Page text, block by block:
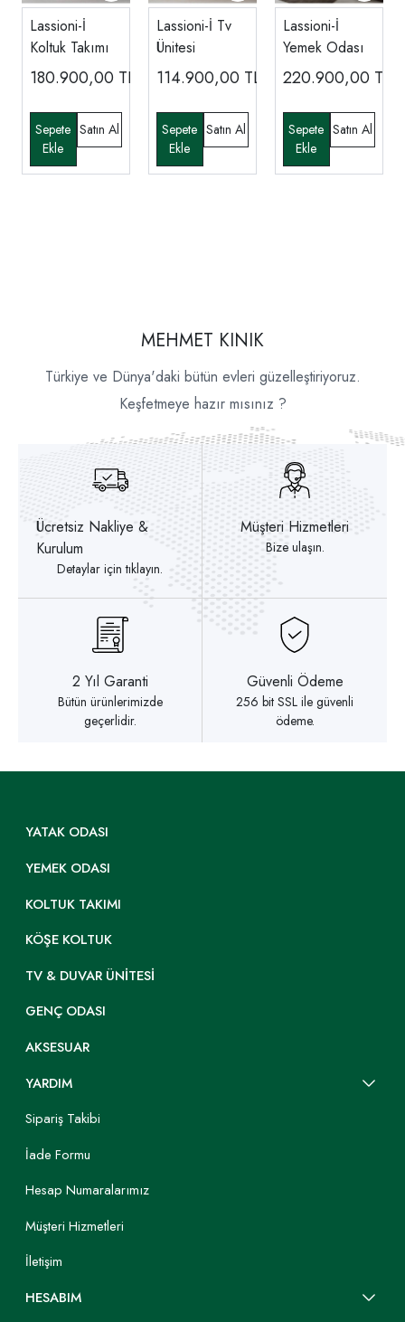
Lassioni-İ
Koltuk Takımı
180.900,00 TL
Lassioni-İ Tv
Ünitesi
114.900,00 TL
Lassioni-İ
Yemek Odası
220.900,00 TL
MEHMET KINIK
Türkiye ve Dünya'daki bütün evleri güzelleştiriyoruz.
Keşfetmeye hazır mısınız ?
Ücretsiz Nakliye &
Kurulum
Detaylar için tıklayın.
Müşteri Hizmetleri
Bize ulaşın.
2 Yıl Garanti
Bütün ürünlerimizde
geçerlidir.
Güvenli Ödeme
256 bit SSL ile güvenli
ödeme.
YATAK ODASI
YEMEK ODASI
KOLTUK TAKIMI
KÖŞE KOLTUK
TV & DUVAR ÜNITESI
GENÇ ODASI
AKSESUAR
YARDIM
Sipariş Takibi
İade Formu
Hesap Numaralarımız
Müşteri Hizmetleri
İletişim
HESABIM